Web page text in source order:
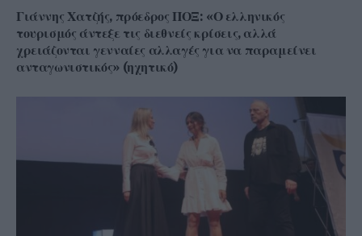
Γιάννης Χατζής, πρόεδρος ΠΟΞ: «Ο ελληνικός
τουρισμός άντεξε τις διεθνείς κρίσεις, αλλά
χρειάζονται γενναίες αλλαγές για να παραμείνει
ανταγωνιστικός» (ηχητικό)